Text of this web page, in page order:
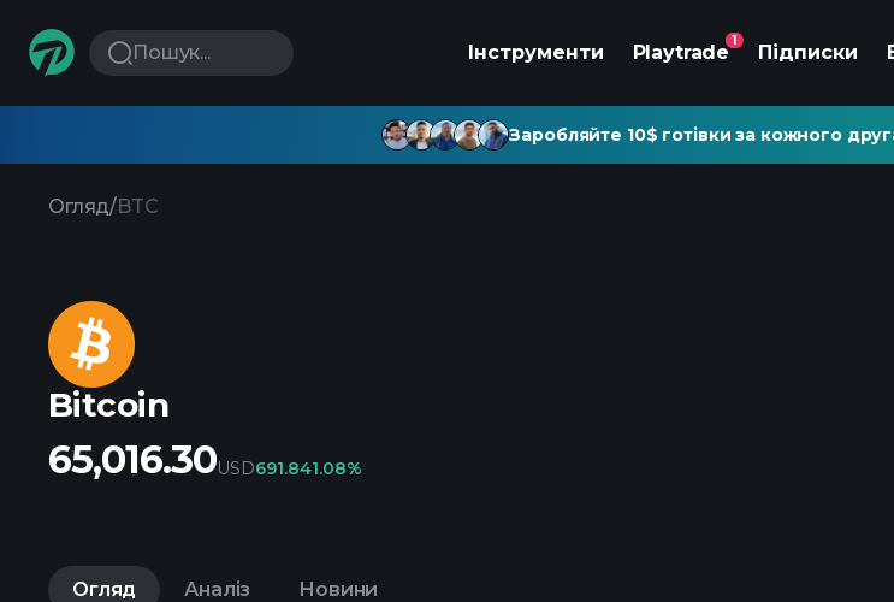
Пошук... Інструменти Playtrade
1
Підписки
Заробляйте 10$ готівки за кожного
Огляд/BTC
Bitcoin
65,016.30USD691.841.08%
Огляд Аналіз Новини